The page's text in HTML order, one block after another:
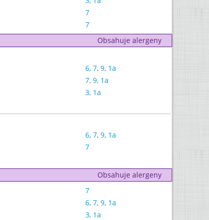
7
7
Obsahuje alergeny
6, 7, 9, 1a
7, 9, 1a
3, 1a
6, 7, 9, 1a
7
Obsahuje alergeny
7
6, 7, 9, 1a
3, 1a